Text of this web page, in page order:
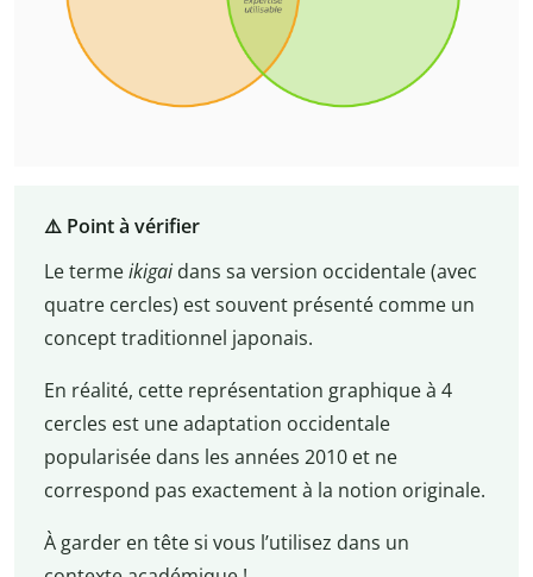
⚠️ Point à vérifier
Le termeikigai dans sa version occidentale (avec
quatre cercles) est souvent présenté comme un
concept traditionnel japonais.
En réalité, cette représentation graphique à 4
cercles est une adaptation occidentale
popularisée dans les années 2010 et ne
correspond pas exactement à la notion originale.
À garder en tête si vous l’utilisez dans un